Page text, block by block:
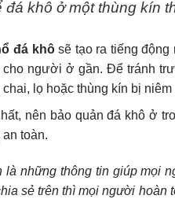
đá khô ở một thùng kín
đá khôsẽ tạo ra tiếng động
cho người ở gần. Để tránh
chai, lọ hoặc thùng kín bị
nên bảo quản đá khô ở
toàn.
là những thông tin giúp mọi
sẻ trên thì mọi người hoàn